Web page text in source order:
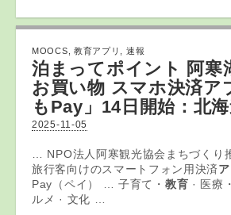
MOOCS 教育アプリ 速報
泊まってポイント 阿寒
お買い物 スマホ決済ア
もPay」14日開始：北
2025-11-05
… NPO法人阿寒観光協会まちづくり
旅行客向けのスマートフォン用決済
Pay（ペイ） … 子育て・ 教育 · 医療
ルメ · 文化 …